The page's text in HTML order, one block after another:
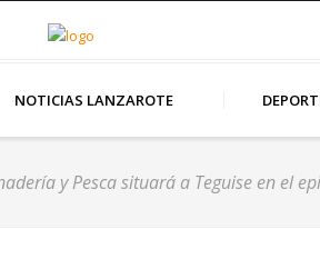
NOTICIAS LANZAROTE
y Pesca situará a Teguise en el